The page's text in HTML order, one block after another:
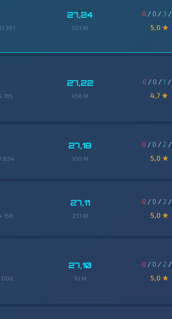
397
27,24
501 M
0 / 0 / 3 /
5,0 ★
165
27,22
456 M
0 / 0 /1 /
4,7 ★
834
27,18
100 M
0 / 0 / 2 /
5,0 ★
158
27,11
231 M
0 / 0 / 2 /
5,0 ★
000
27,10
10 M
0 / 0 / 2 /
5,0 ★